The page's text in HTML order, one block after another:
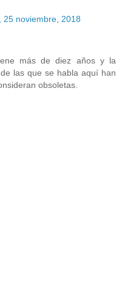
25 noviembre, 2018
más de diez años y la
las que se habla aquí han
obsoletas.